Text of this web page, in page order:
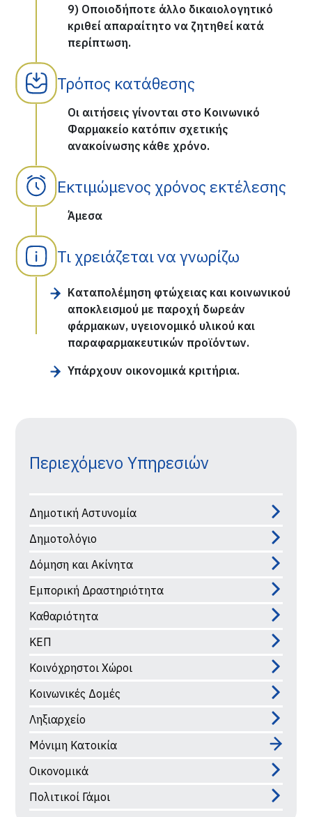
9) Οποιοδήποτε άλλο δικαιολογητικό
κριθεί απαραίτητο να ζητηθεί κατά
περίπτωση.
Τρόπος κατάθεσης
Οι αιτήσεις γίνονται στο Κοινωνικό
Φαρμακείο κατόπιν σχετικής
ανακοίνωσης κάθε χρόνο.
Εκτιμώμενος χρόνος εκτέλεσης
Άμεσα
Τι χρειάζεται να γνωρίζω
Καταπολέμηση φτώχειας και κοινωνικού
αποκλεισμού με παροχή δωρεάν
φάρμακων, υγειονομικό υλικού και
παραφαρμακευτικών προϊόντων.
Υπάρχουν οικονομικά κριτήρια.
Περιεχόμενο Υπηρεσιών
Δημοτική Αστυνομία
Δημοτολόγιο
Δόμηση και Ακίνητα
Εμπορική Δραστηριότητα
Καθαριότητα
ΚΕΠ
Κοινόχρηστοι Χώροι
Κοινωνικές Δομές
Ληξιαρχείο
Μόνιμη Κατοικία
Οικονομικά
Πολιτικοί Γάμοι